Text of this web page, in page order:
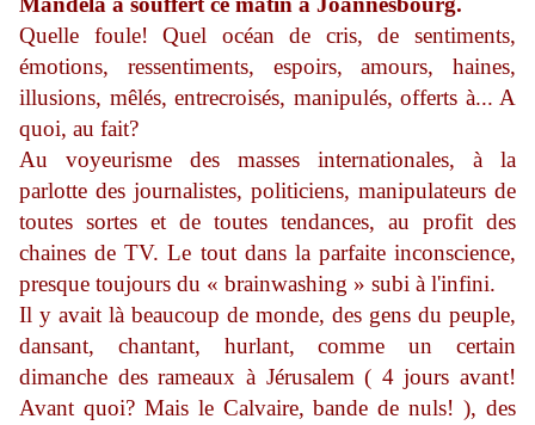
Quelle foule! Quel océan de cris, de sentiments,
émotions, ressentiments, espoirs, amours, haines,
illusions, mêlés, entrecroisés, manipulés, offerts à... A
quoi, au fait?
Au voyeurisme des masses internationales, à la
parlotte des journalistes, politiciens, manipulateurs de
toutes sortes et de toutes tendances, au profit des
chaines de TV. Le tout dans la parfaite inconscience,
presque toujours du « brainwashing » subi à l'infini.
Il y avait là beaucoup de monde, des gens du peuple,
dansant, chantant, hurlant, comme un certain
dimanche des rameaux à Jérusalem ( 4 jours avant!
Avant quoi? Mais le Calvaire, bande de nuls! ), des